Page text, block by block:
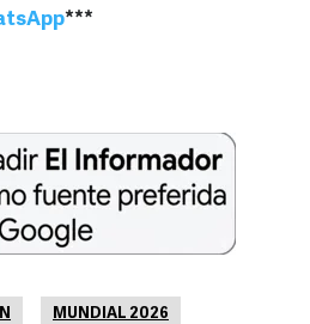
***
MUNDIAL 2026